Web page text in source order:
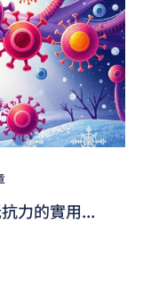
力的實用...